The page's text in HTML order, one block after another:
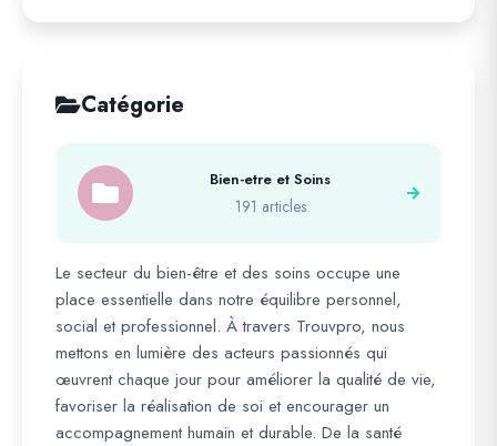
Catégorie
Bien-etre et Soins
191 articles
Le secteur du bien-être et des soins occupe une
place essentielle dans notre équilibre personnel,
social et professionnel. À travers Trouvpro, nous
mettons en lumière des acteurs passionnés qui
œuvrent chaque jour pour améliorer la qualité de vie,
favoriser la réalisation de soi et encourager un
accompagnement humain et durable. De la santé